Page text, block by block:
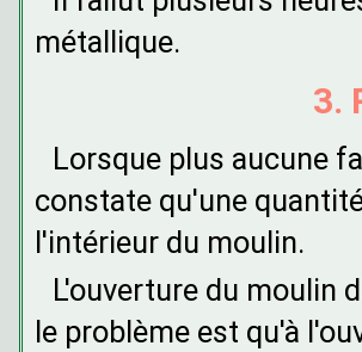
métallique.
3.
Lorsque plus aucune
constate qu'une
l'intérieur du moulin.
L'ouverture du moulin
le problème est qu'à